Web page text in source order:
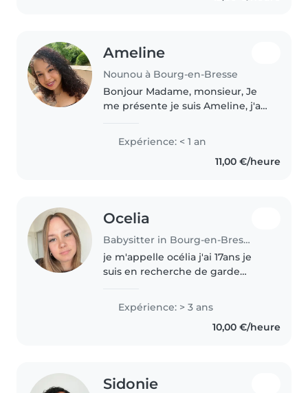
Ameline
Nounou à Bourg-en-Bresse
Bonjour Madame, monsieur, Je
me présente je suis Ameline, j'ai
filles de 7 et 4 ans . J'adore les
enfants, je suis jeune,
respectueuse et surtout
Expérience: < 1 an
11,00 €/heure
Ocelia
Babysitter in Bourg-en-Bresse
je m'appelle océlia j'ai 17ans je
suis en recherche de garde
(mars prochain) pour mettre des
sous de côté pour le permis, j'ai
un CAP petite enfance et..
Expérience: > 3 ans
10,00 €/heure
Sidonie